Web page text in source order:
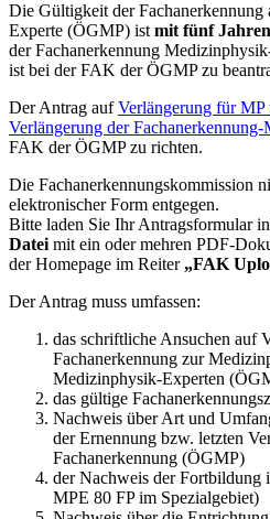
Die Gültigkeit der
Experte (ÖGMP) ist mit fünf
der Fachanerkennung
ist bei der FAK der ÖGMP zu
Der Antrag aufVerlängerung für MP
Verlängerung der
FAK der ÖGMP zu richten.
Die Fachanerkennungskommission
elektronischer Form entgegen.
Bitte laden Sie Ihr Antragsformular
Datei mit ein oder mehren PDF-
der Homepage im Reiter „FAK
Der Antrag muss umfassen:
das schriftliche Ansuchen auf
Fachanerkennung zur
Medizinphysik-Experten
das gültige
Nachweis über Art und
der Ernennung bzw. letzten
Fachanerkennung (ÖGMP)
der Nachweis der Fortbildung
MPE 80 FP im Spezialgebiet)